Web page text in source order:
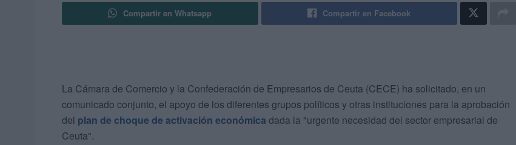
Compartir en Whatsapp Compartir en Facebook
La Cámara de Comercio y la Confederación de Empresarios de Ceuta (CECE) ha solicitado, en un
comunicado conjunto, el apoyo de los diferentes grupos políticos y otras instituciones para la aprobación
del plan de choque de activación económica dada la "urgente necesidad del sector empresarial de
Ceuta".